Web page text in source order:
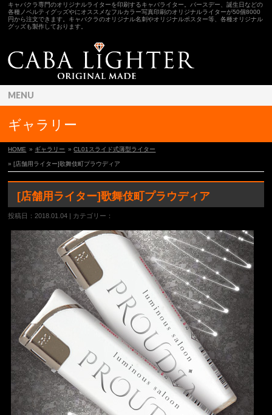
キャバクラ専門のオリジナルライターを印刷するキャバライター。バースデー、誕生日などの
各種ノベルティグッズやにオススメなフルカラー写真印刷のオリジナルライターが50個8000
円から注文できます。キャバクラのオリジナル名刺やオリジナルポスター等、各種オリジナル
グッズも製作しております。
MENU
ギャラリー
HOME » ギャラリー »CL01スライド式薄型ライター
» [店舗用ライター]歌舞伎町プラウディア
[店舗用ライター]歌舞伎町プラウディア
投稿日：2018.01.04 | カテゴリー：